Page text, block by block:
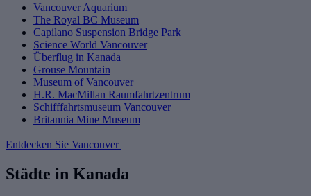
Vancouver Aquarium
The Royal BC Museum
Capilano Suspension Bridge Park
Science World Vancouver
Überflug in Kanada
Grouse Mountain
Museum of Vancouver
H.R. MacMillan Raumfahrtzentrum
Schifffahrtsmuseum Vancouver
Britannia Mine Museum
Entdecken Sie Vancouver
Städte in Kanada